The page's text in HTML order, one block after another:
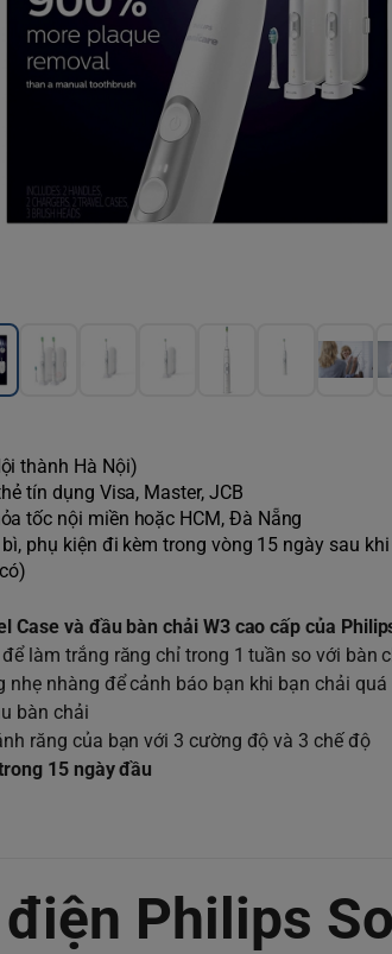
thành Hà Nội)
tín dụng Visa, Master, JCB
tốc nội miền hoặc HCM, Đà Nẵng
phụ kiện đi kèm trong vòng 15 ngày sau
Case và đầu bàn chải W3 cao cấp của
làm trắng răng chỉ trong 1 tuần so với bàn
nhẹ nhàng để cảnh báo bạn khi bạn chải quá
bàn chải
răng của bạn với 3 cường độ và 3 chế độ
15 ngày đầu
Philips